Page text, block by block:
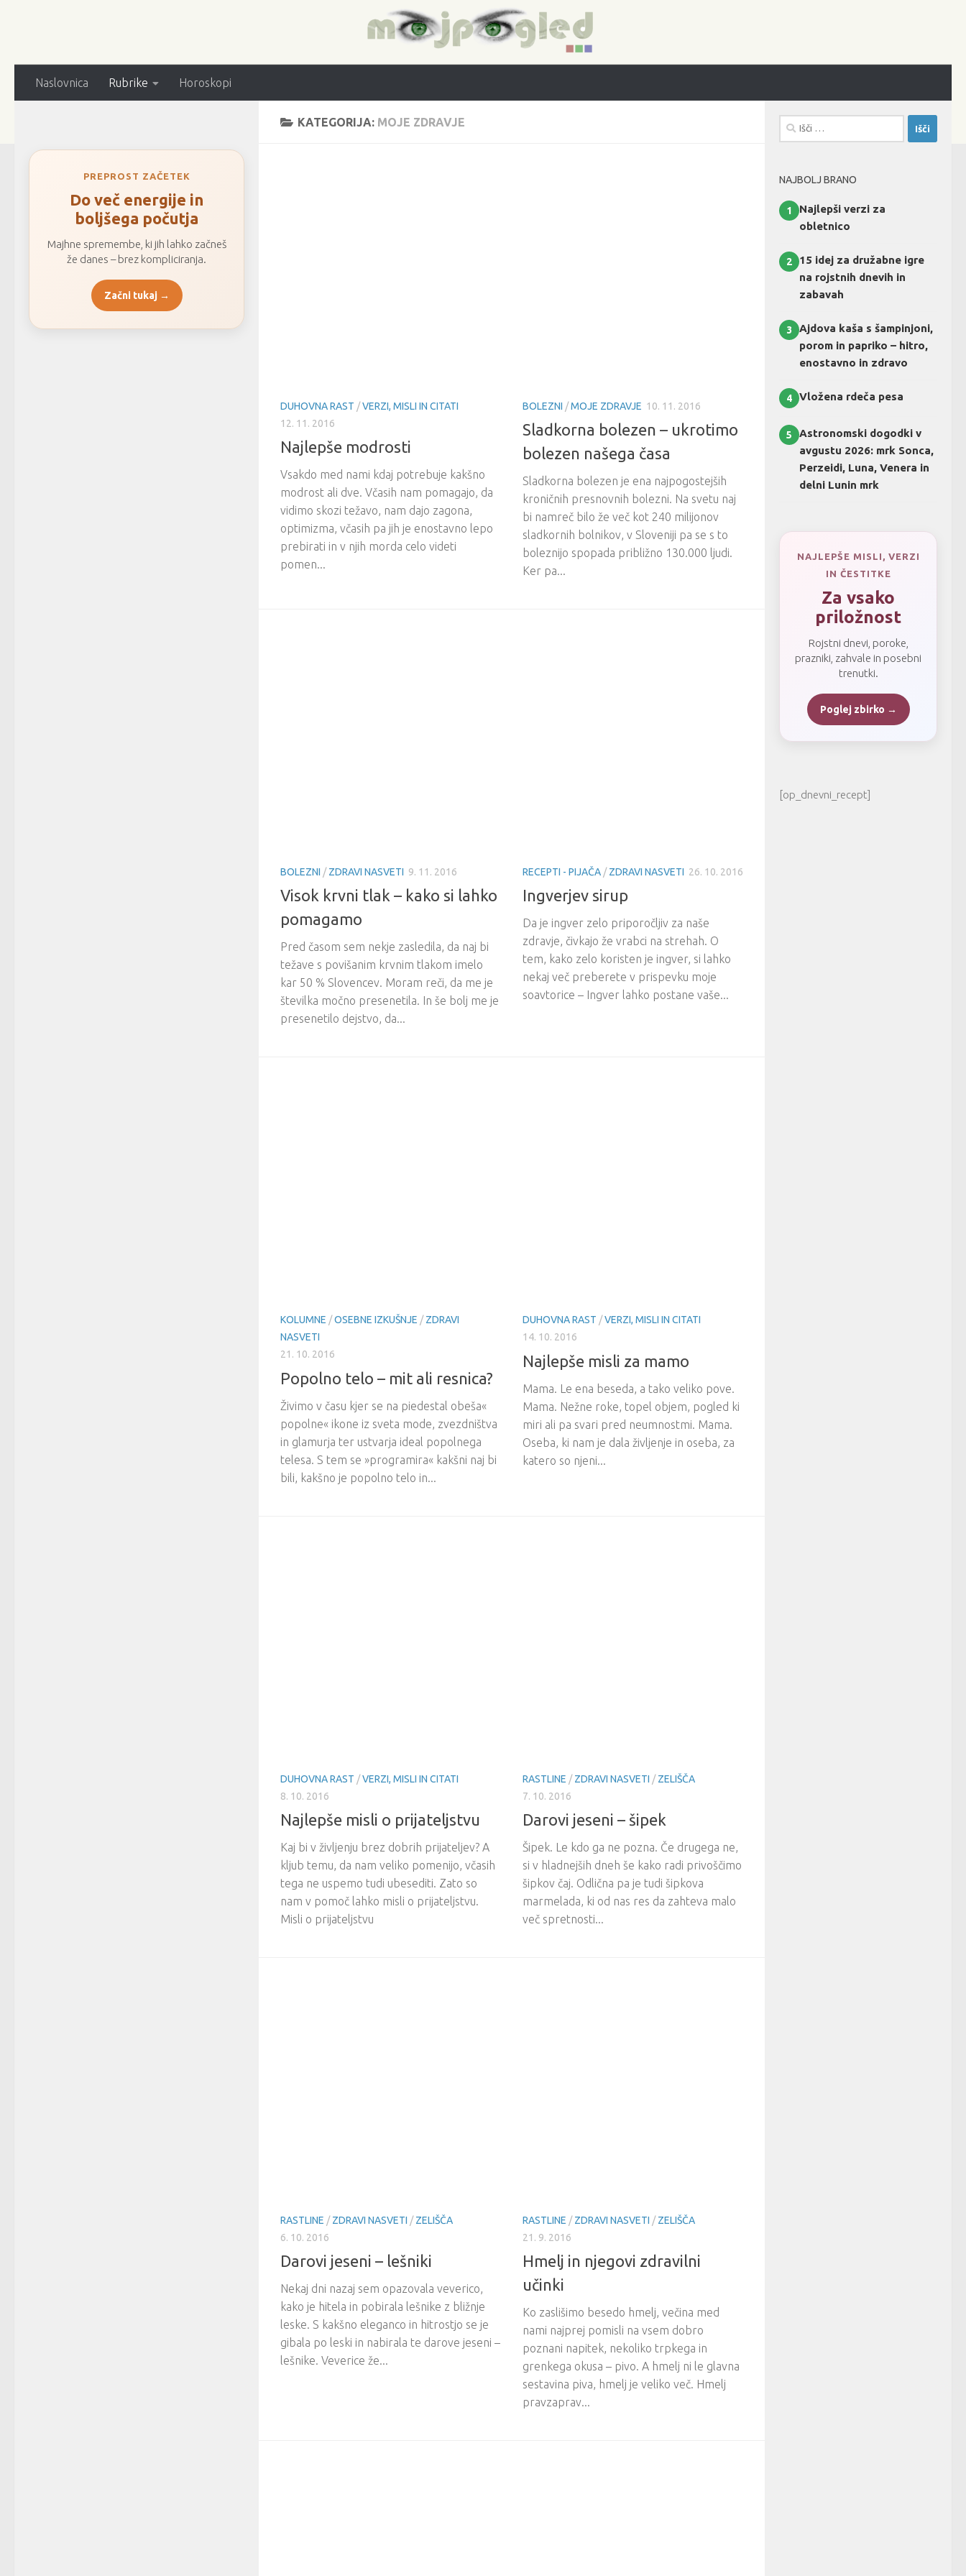
Naslovnica Rubrike Horoskopi
KATEGORIJA: MOJE ZDRAVJE
DUHOVNA RAST /VERZI, MISLI IN CITATI
12. 11. 2016
Najlepše modrosti
Vsakdo med nami kdaj potrebuje kakšno
modrost ali dve. Včasih nam pomagajo, da
vidimo skozi težavo, nam dajo zagona,
optimizma, včasih pa jih je enostavno lepo
prebirati in v njih morda celo videti
pomen...
BOLEZNI /MOJE ZDRAVJE 10. 11. 2016
Sladkorna bolezen – ukrotimo
bolezen našega časa
Sladkorna bolezen je ena najpogostejših
kroničnih presnovnih bolezni. Na svetu naj
bi namreč bilo že več kot 240 milijonov
sladkornih bolnikov, v Sloveniji pa se s to
boleznijo spopada približno 130.000 ljudi.
Ker pa...
BOLEZNI /ZDRAVI NASVETI 9. 11. 2016
Visok krvni tlak – kako si lahko
pomagamo
Pred časom sem nekje zasledila, da naj bi
težave s povišanim krvnim tlakom imelo
kar 50 % Slovencev. Moram reči, da me je
številka močno presenetila. In še bolj me je
presenetilo dejstvo, da...
RECEPTI - PIJAČA /ZDRAVI NASVETI 26. 10. 2016
Ingverjev sirup
Da je ingver zelo priporočljiv za naše
zdravje, čivkajo že vrabci na strehah. O
tem, kako zelo koristen je ingver, si lahko
nekaj več preberete v prispevku moje
soavtorice – Ingver lahko postane vaše...
KOLUMNE /OSEBNE IZKUŠNJE /ZDRAVI
NASVETI
21. 10. 2016
Popolno telo – mit ali resnica?
Živimo v času kjer se na piedestal obeša«
popolne« ikone iz sveta mode, zvezdništva
in glamurja ter ustvarja ideal popolnega
telesa. S tem se »programira« kakšni naj bi
bili, kakšno je popolno telo in...
DUHOVNA RAST /VERZI, MISLI IN CITATI
14. 10. 2016
Najlepše misli za mamo
Mama. Le ena beseda, a tako veliko pove.
Mama. Nežne roke, topel objem, pogled ki
miri ali pa svari pred neumnostmi. Mama.
Oseba, ki nam je dala življenje in oseba, za
katero so njeni...
DUHOVNA RAST /VERZI, MISLI IN CITATI
8. 10. 2016
Najlepše misli o prijateljstvu
Kaj bi v življenju brez dobrih prijateljev? A
kljub temu, da nam veliko pomenijo, včasih
tega ne uspemo tudi ubesediti. Zato so
nam v pomoč lahko misli o prijateljstvu.
Misli o prijateljstvu
RASTLINE /ZDRAVI NASVETI /ZELIŠČA
7. 10. 2016
Darovi jeseni – šipek
Šipek. Le kdo ga ne pozna. Če drugega ne,
si v hladnejših dneh še kako radi privoščimo
šipkov čaj. Odlična pa je tudi šipkova
marmelada, ki od nas res da zahteva malo
več spretnosti...
RASTLINE /ZDRAVI NASVETI /ZELIŠČA
6. 10. 2016
Darovi jeseni – lešniki
Nekaj dni nazaj sem opazovala veverico,
kako je hitela in pobirala lešnike z bližnje
leske. S kakšno eleganco in hitrostjo se je
gibala po leski in nabirala te darove jeseni –
lešnike. Veverice že...
RASTLINE /ZDRAVI NASVETI /ZELIŠČA
21. 9. 2016
Hmelj in njegovi zdravilni
učinki
Ko zaslišimo besedo hmelj, večina med
nami najprej pomisli na vsem dobro
poznani napitek, nekoliko trpkega in
grenkega okusa – pivo. A hmelj ni le glavna
sestavina piva, hmelj je veliko več. Hmelj
pravzaprav...
PREPROST ZAČETEK
Do več energije in
boljšega počutja
Majhne spremembe, ki jih lahko začneš
že danes – brez kompliciranja.
Začni tukaj →
Išči:
NAJBOLJ BRANO
1
Najlepši verzi za
obletnico
2
15 idej za družabne igre
na rojstnih dnevih in
zabavah
3
Ajdova kaša s šampinjoni,
porom in papriko – hitro,
enostavno in zdravo
4 Vložena rdeča pesa
5
Astronomski dogodki v
avgustu 2026: mrk Sonca,
Perzeidi, Luna, Venera in
delni Lunin mrk
NAJLEPŠE MISLI, VERZI
IN ČESTITKE
Za vsako
priložnost
Rojstni dnevi, poroke,
prazniki, zahvale in posebni
trenutki.
Poglej zbirko →
[op_dnevni_recept]